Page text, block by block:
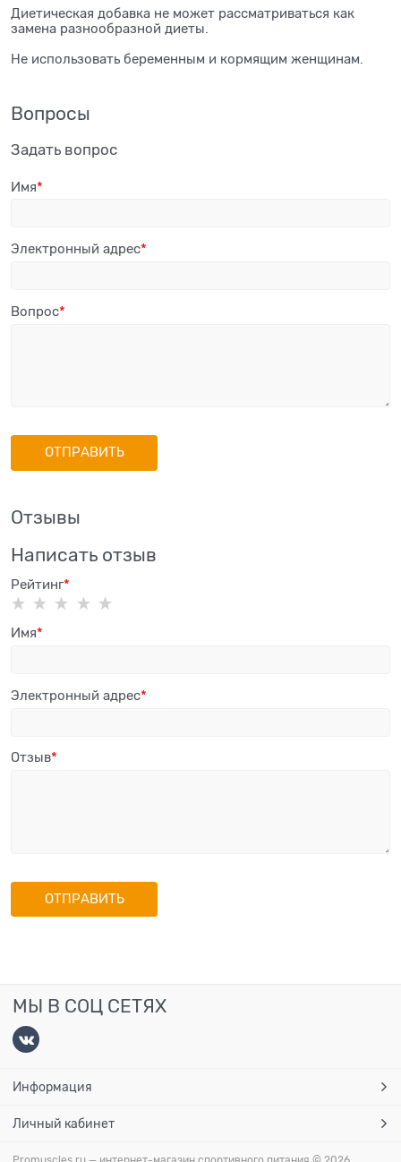
Диетическая добавка не может рассматриваться как
замена разнообразной диеты.
Не использовать беременным и кормящим женщинам.
Вопросы
Задать вопрос
Имя
Электронный адрес
Вопрос
Отзывы
Написать отзыв
Рейтинг
Имя
Электронный адрес
Отзыв
МЫ В СОЦ СЕТЯХ
Информация
Личный кабинет